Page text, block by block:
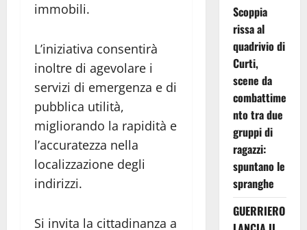
immobili.
L’iniziativa consentirà
inoltre di agevolare i
servizi di emergenza e di
pubblica utilità,
migliorando la rapidità e
l’accuratezza nella
localizzazione degli
indirizzi.
Si invita la cittadinanza a
Scoppia
rissa al
quadrivio di
Curti,
scene da
combattime
nto tra due
gruppi di
ragazzi:
spuntano le
spranghe
GUERRIERO